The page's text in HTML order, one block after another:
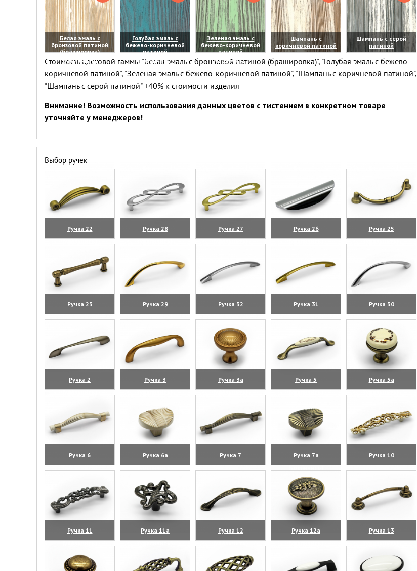
Белая эмаль с
бронзовой патиной
(брашировка)
(увеличить)
Голубая эмаль с
бежево-коричневой
патиной
(увеличить)
Зеленая эмаль с
бежево-коричневой
патиной
(увеличить)
Шампань с
коричневой патиной
(увеличить)
Шампань с серой
патиной
(увеличить)
Стоимость цветовой гаммы "Белая эмаль с бронзовой патиной (брашировка)", "Голубая эмаль с бежево-
коричневой патиной", "Зеленая эмаль с бежево-коричневой патиной", "Шампань с коричневой патиной",
"Шампань с серой патиной" +40% к стоимости изделия
Внимание! Возможность использования данных цветов с тистением в конкретном товаре
уточняйте у менеджеров!
Выбор ручек
Ручка 22
(увеличить)
Ручка 28
(увеличить)
Ручка 27
(увеличить)
Ручка 26
(увеличить)
Ручка 25
(увеличить)
Ручка 23
(увеличить)
Ручка 29
(увеличить)
Ручка 32
(увеличить)
Ручка 31
(увеличить)
Ручка 30
(увеличить)
Ручка 2
(увеличить)
Ручка 3
(увеличить)
Ручка 3а
(увеличить)
Ручка 5
(увеличить)
Ручка 5а
(увеличить)
Ручка 6
(увеличить)
Ручка 6а
(увеличить)
Ручка 7
(увеличить)
Ручка 7а
(увеличить)
Ручка 10
(увеличить)
Ручка 11
(увеличить)
Ручка 11а
(увеличить)
Ручка 12
(увеличить)
Ручка 12а
(увеличить)
Ручка 13
(увеличить)